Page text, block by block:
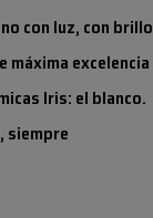
con luz, con brillo
máxima excelencia
Iris: el blanco.
siempre